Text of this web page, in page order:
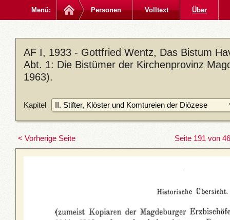
Menü: Personen Volltext Über
AF I, 1933 - Gottfried Wentz, Das Bistum
Abt. 1: Die Bistümer der Kirchenprovinz
1963).
Kapitel
< Vorherige Seite Seite 191 von